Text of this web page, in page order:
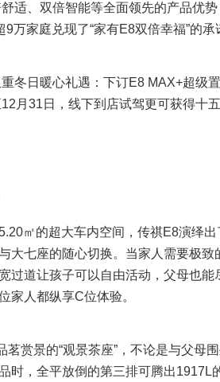
、双倍智能等全面领先的产品优势
万家庭兑现了“家有E8双倍幸福”的承
日暖心礼遇：下订E8 MAX+超级
月31日，线下到店试驾更可获得十
㎡的超大车内空间，传祺E8演绎出
大七座的随心切换。当家人需要极
过道让孩子可以自由活动，父母也
家人都纵享C位体验。
景的“观景茶座”，不论是与父母
时，全平放倒的第三排可腾出1917L